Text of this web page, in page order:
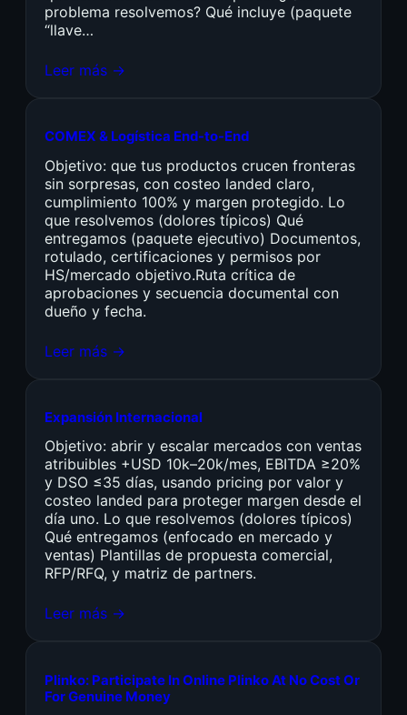
problema resolvemos? Qué incluye (paquete
“llave…
Leer más →
COMEX & Logística End-to-End
Objetivo: que tus productos crucen fronteras
sin sorpresas, con costeo landed claro,
cumplimiento 100% y margen protegido. Lo
que resolvemos (dolores típicos) Qué
entregamos (paquete ejecutivo) Documentos,
rotulado, certificaciones y permisos por
HS/mercado objetivo.Ruta crítica de
aprobaciones y secuencia documental con
dueño y fecha.
Leer más →
Expansión Internacional
Objetivo: abrir y escalar mercados con ventas
atribuibles +USD 10k–20k/mes, EBITDA ≥20%
y DSO ≤35 días, usando pricing por valor y
costeo landed para proteger margen desde el
día uno. Lo que resolvemos (dolores típicos)
Qué entregamos (enfocado en mercado y
ventas) Plantillas de propuesta comercial,
RFP/RFQ, y matriz de partners.
Leer más →
Plinko: Participate In Online Plinko At No Cost Or
For Genuine Money